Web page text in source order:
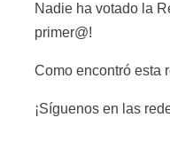
Nadie ha votado la
primer@!
Como encontró esta
¡Síguenos en las